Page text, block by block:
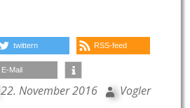
twittern RSS-feed
E-Mail
22. November 2016 Vogler